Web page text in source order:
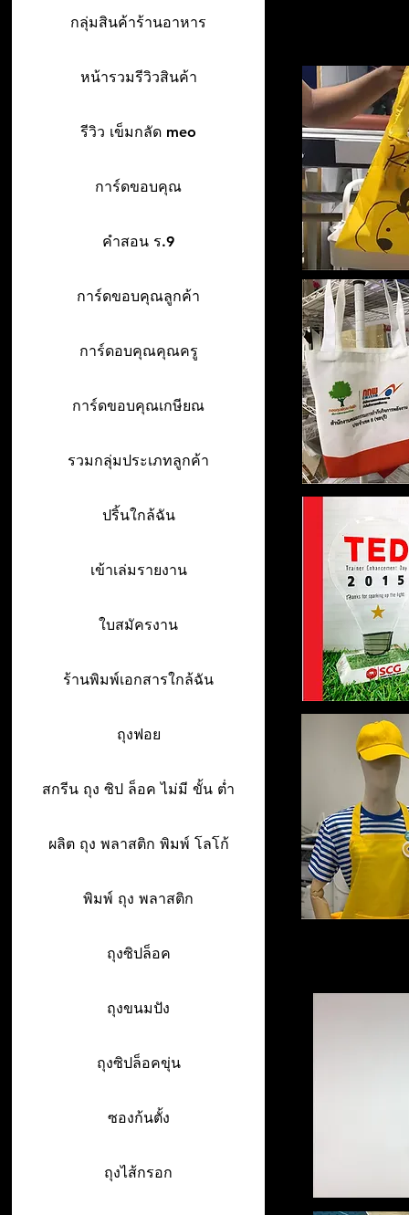
กลุ่มสินค้าร้านอาหาร
หน้ารวมรีวิวสินค้า
รีวิว เข็มกลัด meo
การ์ดขอบคุณ
คำสอน ร.9
การ์ดขอบคุณลูกค้า
การ์ดอบคุณคุณครู
การ์ดขอบคุณเกษียณ
รวมกลุ่มประเภทลูกค้า
ปริ้นใกล้ฉัน
เข้าเล่มรายงาน
ใบสมัครงาน
ร้านพิมพ์เอกสารใกล้ฉัน
ถุงฟอย
สกรีน ถุง ซิป ล็อค ไม่มี ขั้น ต่ำ
ผลิต ถุง พลาสติก พิมพ์ โลโก้
พิมพ์ ถุง พลาสติก
ถุงซิปล็อค
ถุงขนมปัง
ถุงซิปล็อคขุ่น
ซองก้นตั้ง
ถุงไส้กรอก